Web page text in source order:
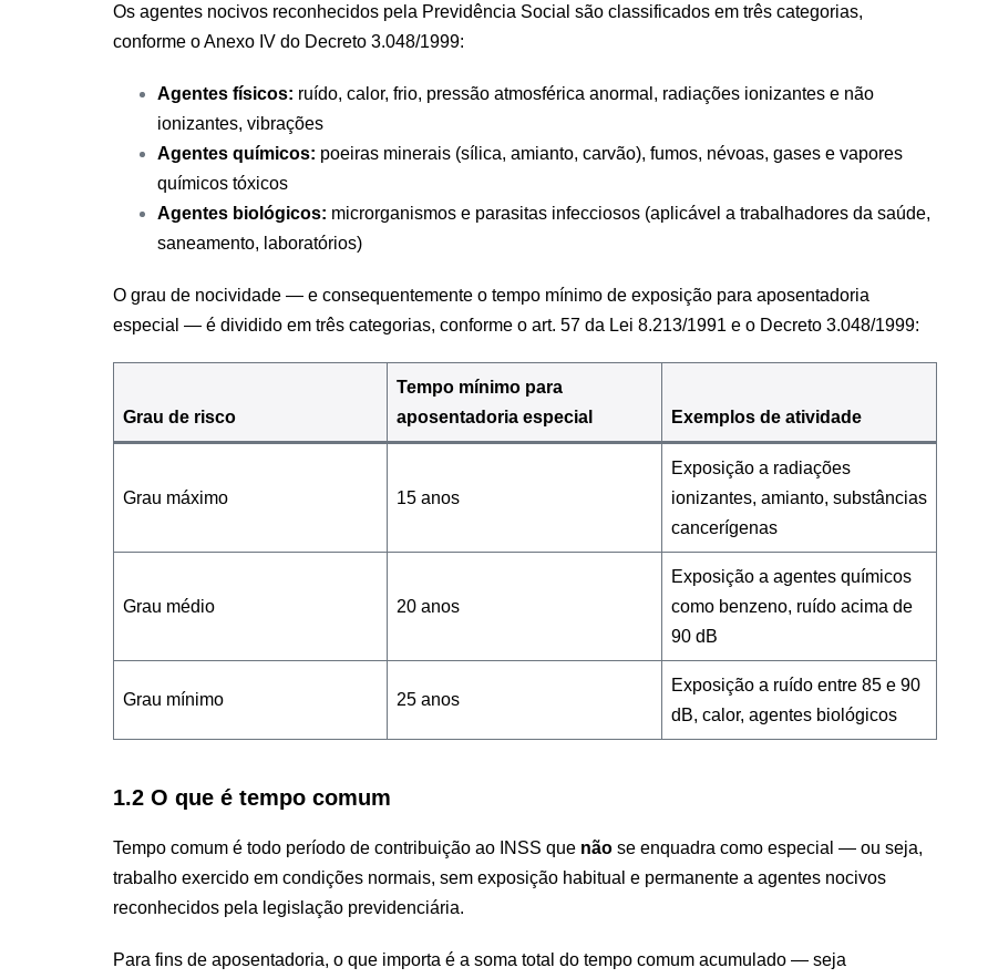
Os agentes nocivos reconhecidos pela Previdência Social são classificados em três categorias,
conforme o Anexo IV do Decreto 3.048/1999:
Agentes físicos: ruído, calor, frio, pressão atmosférica anormal, radiações ionizantes e não
ionizantes, vibrações
Agentes químicos: poeiras minerais (sílica, amianto, carvão), fumos, névoas, gases e vapores
químicos tóxicos
Agentes biológicos: microrganismos e parasitas infecciosos (aplicável a trabalhadores da saúde,
saneamento, laboratórios)
O grau de nocividade — e consequentemente o tempo mínimo de exposição para aposentadoria
especial — é dividido em três categorias, conforme o art. 57 da Lei 8.213/1991 e o Decreto 3.048/1999:
Grau de risco
Tempo mínimo para
aposentadoria especial
Exemplos de atividade
Grau máximo 15 anos
Exposição a radiações
ionizantes, amianto, substâncias
cancerígenas
Grau médio 20 anos
Exposição a agentes químicos
como benzeno, ruído acima de
90 dB
Grau mínimo 25 anos
Exposição a ruído entre 85 e 90
dB, calor, agentes biológicos
1.2 O que é tempo comum
Tempo comum é todo período de contribuição ao INSS que não se enquadra como especial — ou seja,
trabalho exercido em condições normais, sem exposição habitual e permanente a agentes nocivos
reconhecidos pela legislação previdenciária.
Para fins de aposentadoria, o que importa é a soma total do tempo comum acumulado — seja